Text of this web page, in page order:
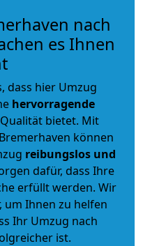
nach
es Ihnen
dass hier Umzug
hervorragende
bietet. Mit
können
reibungslos und
dafür, dass Ihre
erfüllt werden. Wir
um Ihnen zu helfen
Ihr Umzug nach
ist.